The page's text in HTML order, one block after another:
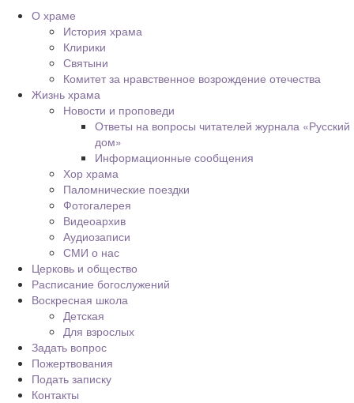
О храме
История храма
Клирики
Святыни
Комитет за нравственное возрождение отечества
Жизнь храма
Новости и проповеди
Ответы на вопросы читателей журнала «Русский
дом»
Информационные сообщения
Хор храма
Паломнические поездки
Фотогалерея
Видеоархив
Аудиозаписи
СМИ о нас
Церковь и общество
Расписание богослужений
Воскресная школа
Детская
Для взрослых
Задать вопрос
Пожертвования
Подать записку
Контакты